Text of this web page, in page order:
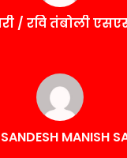
/ रवि तंबोली
MANISH